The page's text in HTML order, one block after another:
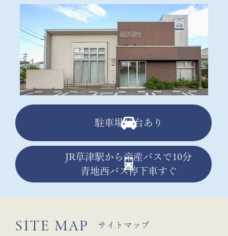
駐車場13台あり
JR草津駅から帝産バスで10分
青地西バス停下車すぐ
SITE MAP サイトマップ